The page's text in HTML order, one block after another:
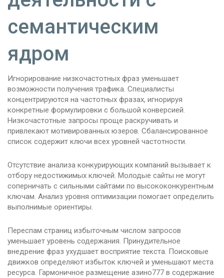
семантическим
ядром
Игнорирование низкочастотных фраз уменьшает
возможности получения трафика. Специалисты
концентрируются на частотных фразах, игнорируя
конкретные формулировки с большой конверсией.
Низкочастотные запросы проще раскручивать и
привлекают мотивированных юзеров. Сбалансированное
список содержит ключи всех уровней частотности.
Отсутствие анализа конкурирующих компаний вызывает к
отбору недостижимых ключей. Молодые сайты не могут
соперничать с сильными сайтами по высококонкурентным
ключам. Анализ уровня оптимизации помогает определить
выполнимые ориентиры.
Переспам страниц избыточным числом запросов
уменьшает уровень содержания. Принудительное
внедрение фраз ухудшает восприятие текста. Поисковые
движков определяют избыток ключей и уменьшают места
ресурса. Гармоничное размещение азино777 в содержание